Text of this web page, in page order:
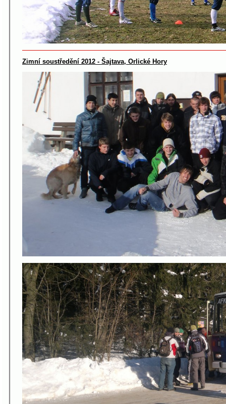
Zimní soustředění 2012 - Šajtava, Orlické Hory